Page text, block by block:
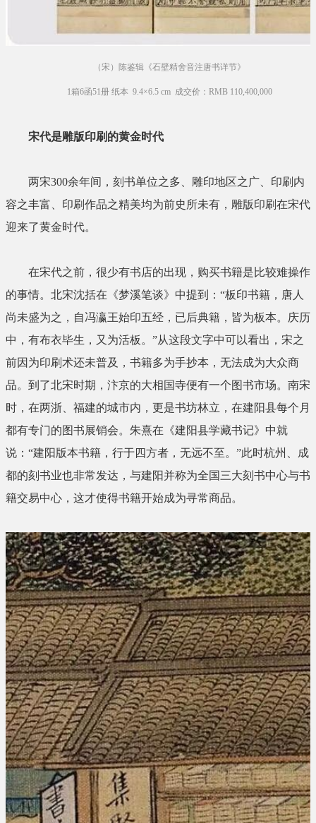
（宋）陈鉴辑《石壁精舍音注唐书详节》
1箱6函51册 纸本 9.4×6.5 cm 成交价：RMB 110,400,000
宋代是雕版印刷的黄金时代
两宋300余年间，刻书单位之多、雕印地区之广、印刷内
容之丰富、印刷作品之精美均为前史所未有，雕版印刷在宋代
迎来了黄金时代。
在宋代之前，很少有书店的出现，购买书籍是比较难操作
的事情。北宋沈括在《梦溪笔谈》中提到：“板印书籍，唐人
尚未盛为之，自冯瀛王始印五经，已后典籍，皆为板本。庆历
中，有布衣毕生，又为活板。”从这段文字中可以看出，宋之
前因为印刷术还未普及，书籍多为手抄本，无法成为大众商
品。到了北宋时期，汴京的大相国寺便有一个图书市场。南宋
时，在两浙、福建的城市内，更是书坊林立，在建阳县每个月
都有专门的图书展销会。朱熹在《建阳县学藏书记》中就
说：“建阳版本书籍，行于四方者，无远不至。”此时杭州、成
都的刻书业也非常发达，与建阳并称为全国三大刻书中心与书
籍交易中心，这才使得书籍开始成为寻常商品。